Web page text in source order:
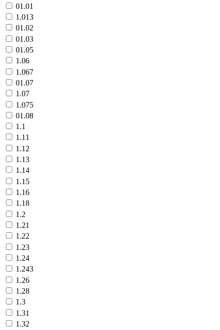
01.01
1.013
01.02
01.03
01.05
1.06
1.067
01.07
1.07
1.075
01.08
1.1
1.11
1.12
1.13
1.14
1.15
1.16
1.18
1.2
1.21
1.22
1.23
1.24
1.243
1.26
1.28
1.3
1.31
1.32